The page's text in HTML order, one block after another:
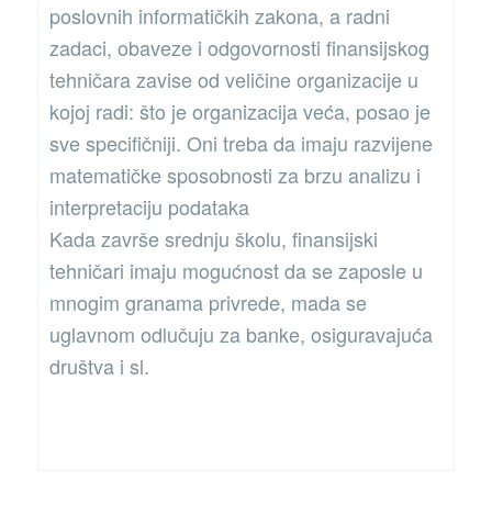
poslovnih informatičkih zakona, a radni
zadaci, obaveze i odgovornosti finansijskog
tehničara zavise od veličine organizacije u
kojoj radi: što je organizacija veća, posao je
sve specifičniji. Oni treba da imaju razvijene
matematičke sposobnosti za brzu analizu i
interpretaciju podataka
Kada završe srednju školu, finansijski
tehničari imaju mogućnost da se zaposle u
mnogim granama privrede, mada se
uglavnom odlučuju za banke, osiguravajuća
društva i sl.